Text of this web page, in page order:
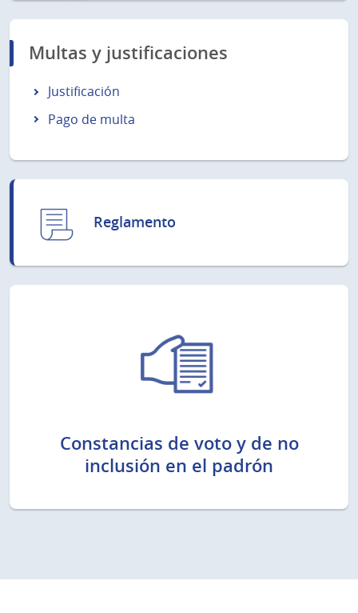
Multas y justificaciones
Justificación
Pago de multa
Reglamento
Constancias de voto y de no
inclusión en el padrón